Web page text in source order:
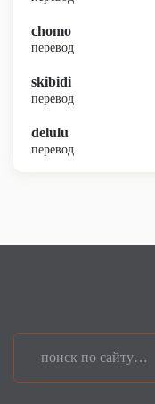
chomo
перевод
skibidi
перевод
delulu
перевод